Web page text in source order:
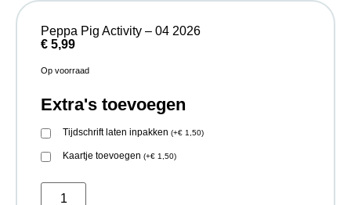
Peppa Pig Activity – 04 2026
€ 5,99
Op voorraad
Extra's toevoegen
Tijdschrift laten inpakken (+€ 1,50)
Kaartje toevoegen (+€ 1,50)